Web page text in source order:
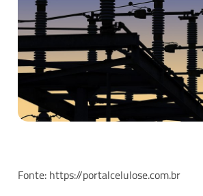
Fonte:https://portalcelulose.com.br